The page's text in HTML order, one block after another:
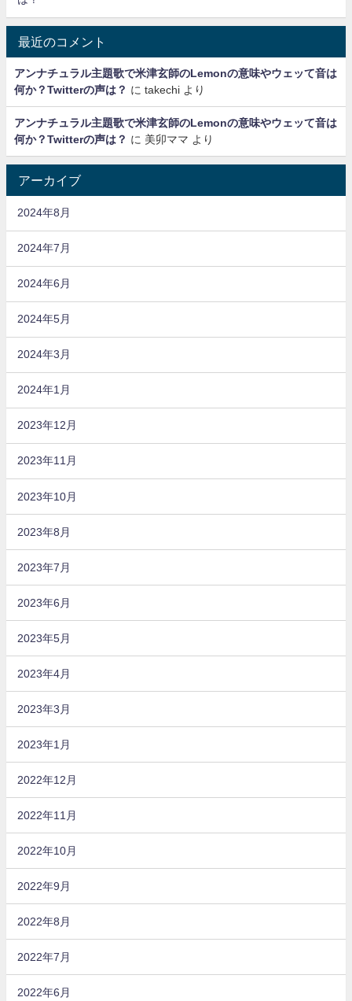
最近のコメント
アンナチュラル主題歌で米津玄師のLemonの意味やウェッて音は
何か？Twitterの声は？ に takechi より
アンナチュラル主題歌で米津玄師のLemonの意味やウェッて音は
何か？Twitterの声は？ に 美卯ママ より
アーカイブ
2024年8月
2024年7月
2024年6月
2024年5月
2024年3月
2024年1月
2023年12月
2023年11月
2023年10月
2023年8月
2023年7月
2023年6月
2023年5月
2023年4月
2023年3月
2023年1月
2022年12月
2022年11月
2022年10月
2022年9月
2022年8月
2022年7月
2022年6月